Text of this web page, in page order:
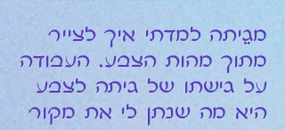
מגֵיתה למדתי איך לצייר
מתוך מהות הצבע. העבודה
על גישתו של גיתה לצבע
היא מה שנתן לי את מקור